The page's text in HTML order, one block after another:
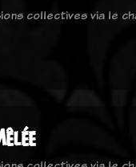
collectives via le